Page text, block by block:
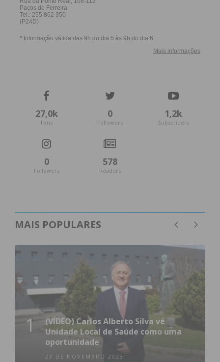
27,0k
Fans
0
Followers
1,2k
Subscribers
0
Followers
578
Readers
MAIS POPULARES
1
(VÍDEO) Carlos Alberto Silva vê
Unidade Local de Saúde como uma
oportunidade
23 DE NOVEMBRO 2023